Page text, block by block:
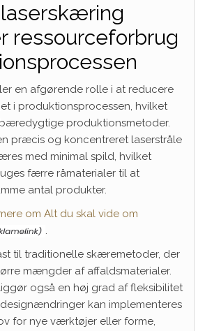
ressourceforbrug
en afgørende rolle i at reducere
i produktionsprocessen, hvilket
produktionsmetoder.
præcis og koncentreret laserstråle
med minimal spild, hvilket
færre råmaterialer til at
antal produkter.
om Alt du skal vide om
.
til traditionelle skæremetoder, der
mængder af affaldsmaterialer.
også en høj grad af fleksibilitet
kan implementeres
for nye værktøjer eller forme,